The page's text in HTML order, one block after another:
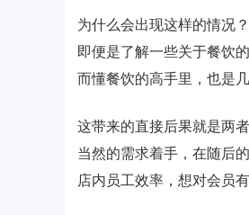
为什么会出现这样的情况
即便是了解一些关于餐饮
而懂餐饮的高手里，也是
这带来的直接后果就是两
当然的需求着手，在随后
店内员工效率，想对会员